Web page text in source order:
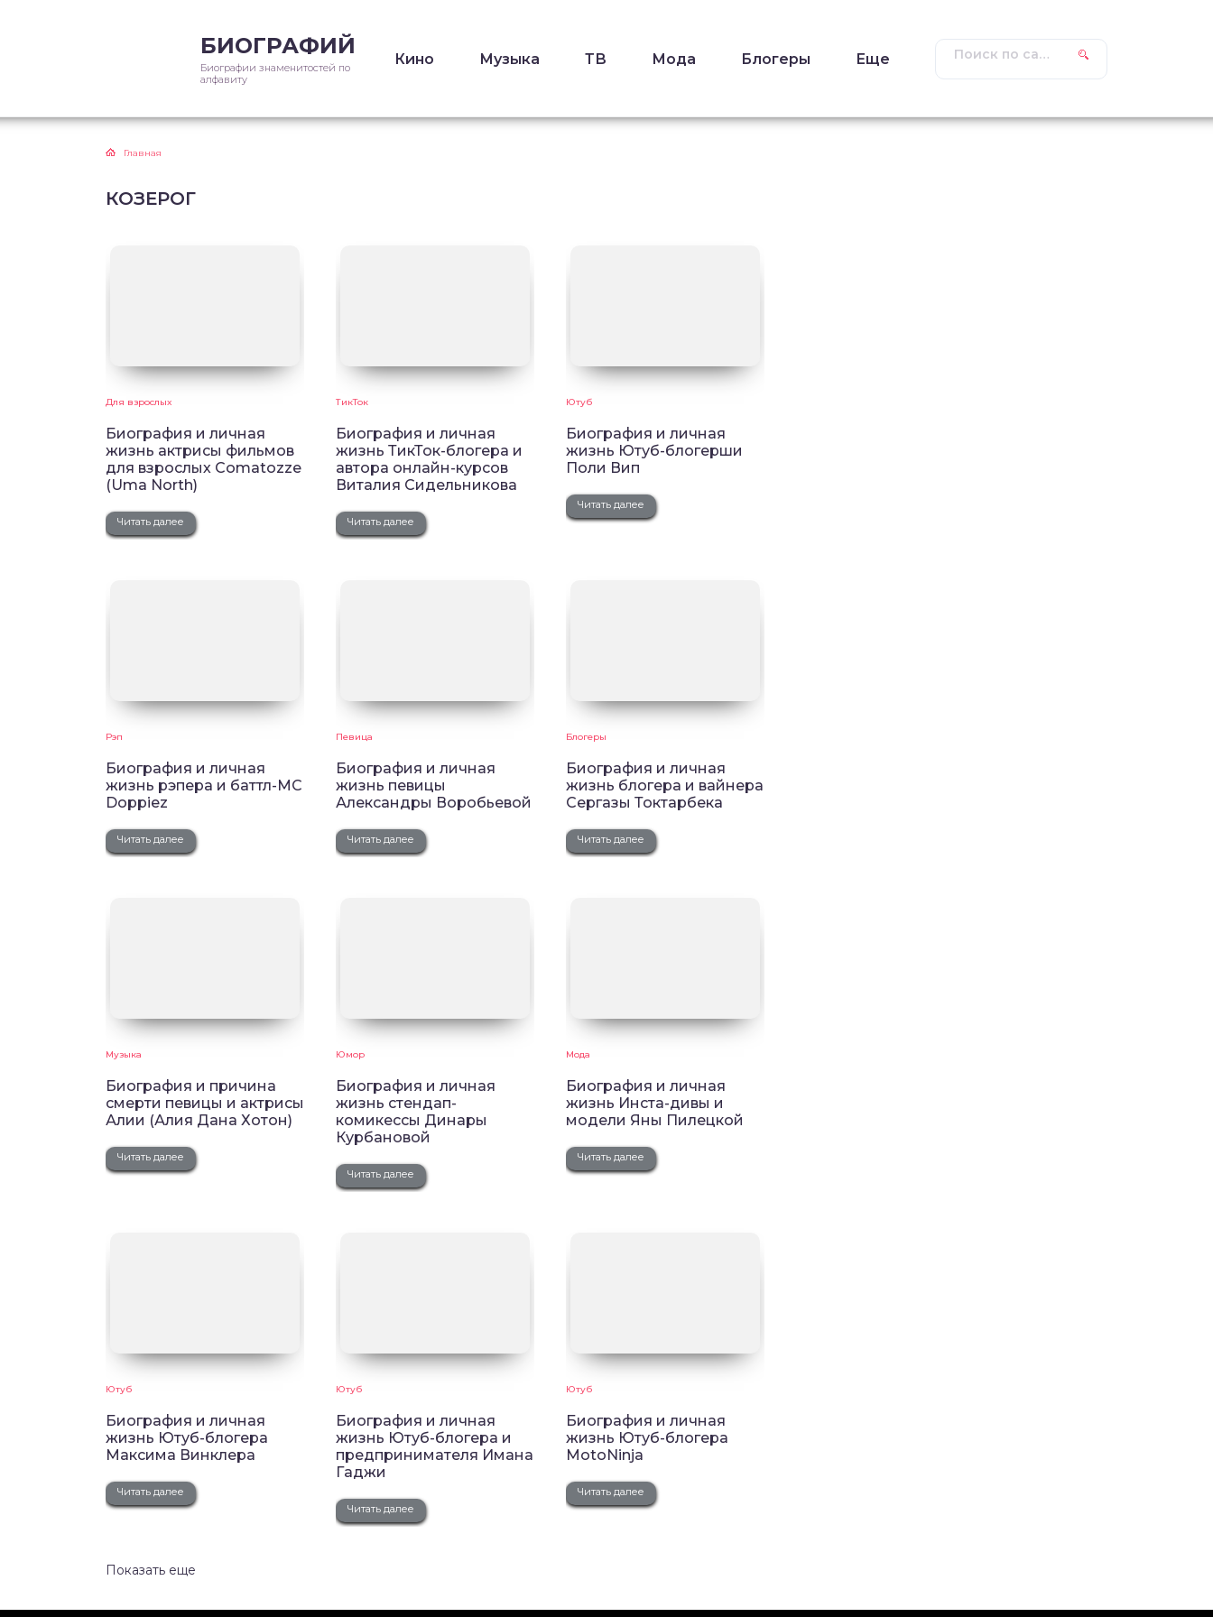
БИОГРАФИЙ
Биографии знаменитостей по
алфавиту
Кино Музыка ТВ Мода Блогеры Еще
Главная
КОЗЕРОГ
Для взрослых
Биография и личная
жизнь актрисы фильмов
для взрослых Comatozze
(Uma North)
Читать далее
ТикТок
Биография и личная
жизнь ТикТок-блогера и
автора онлайн-курсов
Виталия Сидельникова
Читать далее
Ютуб
Биография и личная
жизнь Ютуб-блогерши
Поли Вип
Читать далее
Рэп
Биография и личная
жизнь рэпера и баттл-МС
Doppiez
Читать далее
Певица
Биография и личная
жизнь певицы
Александры Воробьевой
Читать далее
Блогеры
Биография и личная
жизнь блогера и вайнера
Сергазы Токтарбека
Читать далее
Музыка
Биография и причина
смерти певицы и актрисы
Алии (Алия Дана Хотон)
Читать далее
Юмор
Биография и личная
жизнь стендап-
комикессы Динары
Курбановой
Читать далее
Мода
Биография и личная
жизнь Инста-дивы и
модели Яны Пилецкой
Читать далее
Ютуб
Биография и личная
жизнь Ютуб-блогера
Максима Винклера
Читать далее
Ютуб
Биография и личная
жизнь Ютуб-блогера и
предпринимателя Имана
Гаджи
Читать далее
Ютуб
Биография и личная
жизнь Ютуб-блогера
MotoNinja
Читать далее
Показать еще